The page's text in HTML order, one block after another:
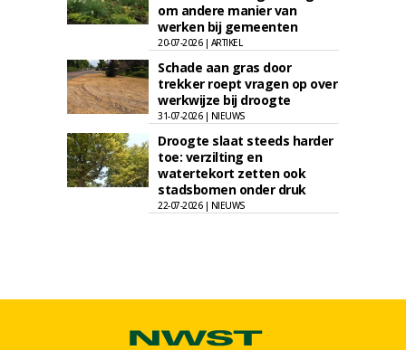
om andere manier van
werken bij gemeenten
20-07-2026 | ARTIKEL
Schade aan gras door
trekker roept vragen op over
werkwijze bij droogte
31-07-2026 | NIEUWS
Droogte slaat steeds harder
toe: verzilting en
watertekort zetten ook
stadsbomen onder druk
22-07-2026 | NIEUWS